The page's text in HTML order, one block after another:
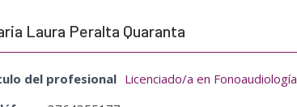
Laura Peralta Quaranta
del profesional Licenciado/a en Fonoaudiología